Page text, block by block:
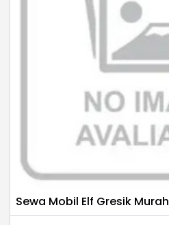
Sewa Mobil Elf Gresik Murah